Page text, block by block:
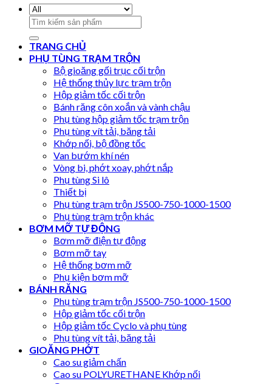
Search
for:
TRANG CHỦ
PHỤ TÙNG TRẠM TRỘN
Bộ gioăng gối trục cối trộn
Hệ thống thủy lực trạm trộn
Hộp giảm tốc cối trộn
Bánh răng côn xoắn và vành chậu
Phụ tùng hộp giảm tốc trạm trộn
Phụ tùng vít tải, băng tải
Khớp nối, bộ đồng tốc
Van bướm khí nén
Vòng bi, phớt xoay, phớt nắp
Phụ tùng Si lô
Thiết bị
Phụ tùng trạm trộn JS500-750-1000-1500
Phụ tùng trạm trộn khác
BƠM MỠ TỰ ĐỘNG
Bơm mỡ điện tự động
Bơm mỡ tay
Hệ thống bơm mỡ
Phụ kiện bơm mỡ
BÁNH RĂNG
Phụ tùng trạm trộn JS500-750-1000-1500
Hộp giảm tốc cối trộn
Hộp giảm tốc Cyclo và phụ tùng
Phụ tùng vít tải, băng tải
GIOĂNG PHỚT
Cao su giảm chấn
Cao su POLYURETHANE Khớp nối